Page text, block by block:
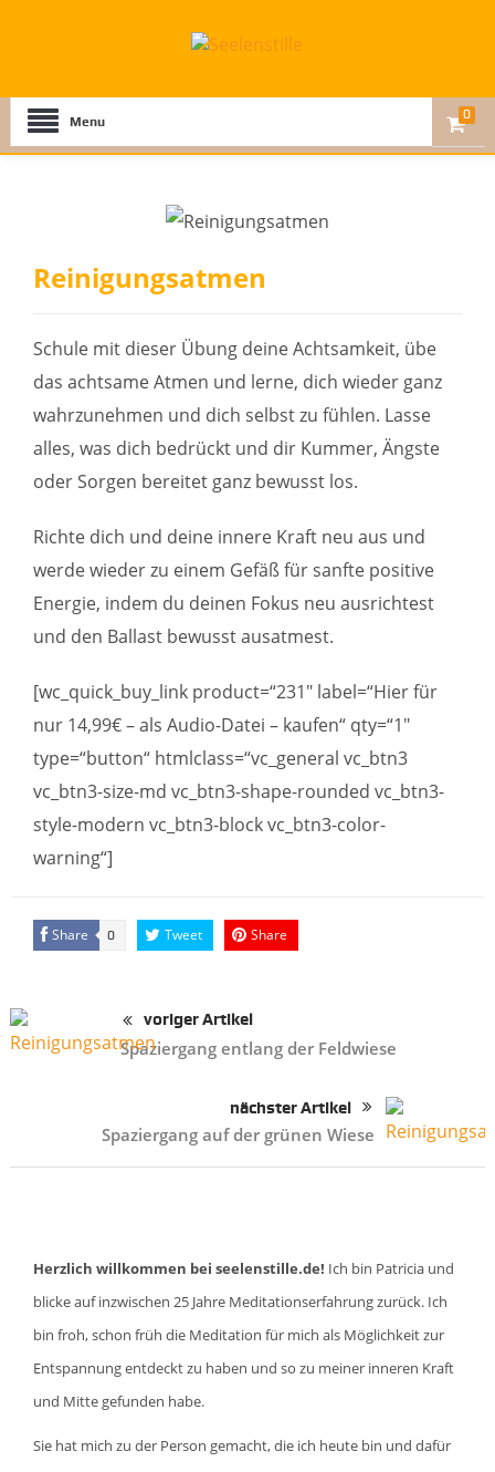
Menu 0
Reinigungsatmen
Schule mit dieser Übung deine Achtsamkeit, übe
das achtsame Atmen und lerne, dich wieder ganz
wahrzunehmen und dich selbst zu fühlen. Lasse
alles, was dich bedrückt und dir Kummer, Ängste
oder Sorgen bereitet ganz bewusst los.
Richte dich und deine innere Kraft neu aus und
werde wieder zu einem Gefäß für sanfte positive
Energie, indem du deinen Fokus neu ausrichtest
und den Ballast bewusst ausatmest.
[wc_quick_buy_link product=“231″ label=“Hier für
nur 14,99€ – als Audio-Datei – kaufen“ qty=“1″
type=“button“ htmlclass=“vc_general vc_btn3
vc_btn3-size-md vc_btn3-shape-rounded vc_btn3-
style-modern vc_btn3-block vc_btn3-color-
warning“]
Share 0 Tweet Share
voriger Artikel
Spaziergang entlang der Feldwiese
nächster Artikel
Spaziergang auf der grünen Wiese
Herzlich willkommen bei seelenstille.de! Ich bin Patricia und
blicke auf inzwischen 25 Jahre Meditationserfahrung zurück. Ich
bin froh, schon früh die Meditation für mich als Möglichkeit zur
Entspannung entdeckt zu haben und so zu meiner inneren Kraft
und Mitte gefunden habe.
Sie hat mich zu der Person gemacht, die ich heute bin und dafür